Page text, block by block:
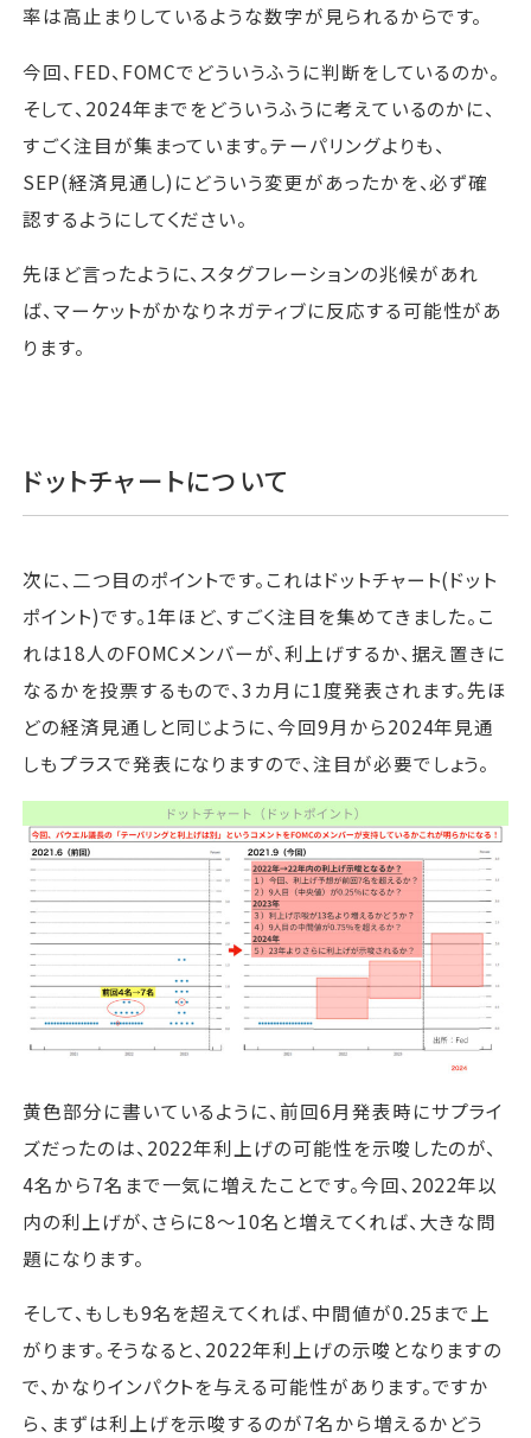
率は高止まりしているような数字が見られるからです。
今回、FED、FOMCでどういうふうに判断をしているのか。
そして、2024年までをどういうふうに考えているのかに、
すごく注目が集まっています。テーパリングよりも、
SEP(経済見通し)にどういう変更があったかを、必ず確
認するようにしてください。
先ほど言ったように、スタグフレーションの兆候があれ
ば、マーケットがかなりネガティブに反応する可能性があ
ります。
ドットチャートについて
次に、二つ目のポイントです。これはドットチャート(ドット
ポイント)です。1年ほど、すごく注目を集めてきました。こ
れは18人のFOMCメンバーが、利上げするか、据え置きに
なるかを投票するもので、3カ月に1度発表されます。先ほ
どの経済見通しと同じように、今回9月から2024年見通
しもプラスで発表になりますので、注目が必要でしょう。
黄色部分に書いているように、前回6月発表時にサプライ
ズだったのは、2022年利上げの可能性を示唆したのが、
4名から7名まで一気に増えたことです。今回、2022年以
内の利上げが、さらに8～10名と増えてくれば、大きな問
題になります。
そして、もしも9名を超えてくれば、中間値が0.25まで上
がります。そうなると、2022年利上げの示唆となりますの
で、かなりインパクトを与える可能性があります。ですか
ら、まずは利上げを示唆するのが7名から増えるかどう